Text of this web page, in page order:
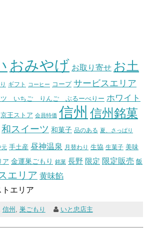
おみやげ お取り寄せ お土
ギフト コーヒー コープ サービスエリア
ツ いちご りんご ぶるーべりー ホワイト
京王ストア 会員特価 信州 信州銘菓
和スイーツ 和菓子 品のある 夏、さっぱり
元 手土産 昼神温泉 月替わり 生協 生菓子 美味
ア 金運巣ごもり 銘菓 長野 限定 限定販売 飯
エリア 黄味餡
エリア
信州 巣ごもり いと忠店主